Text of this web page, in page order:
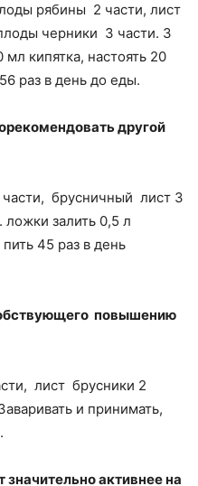
рябины ­ 2 части, лист
черники ­ 3 части. 3
кипятка, настоять 20
раз в день до еды.
другой
брусничный лист 3
ложки залить 0,5 л
4­5 раз в день
повышению
лист брусники ­2
и принимать,
активнее на